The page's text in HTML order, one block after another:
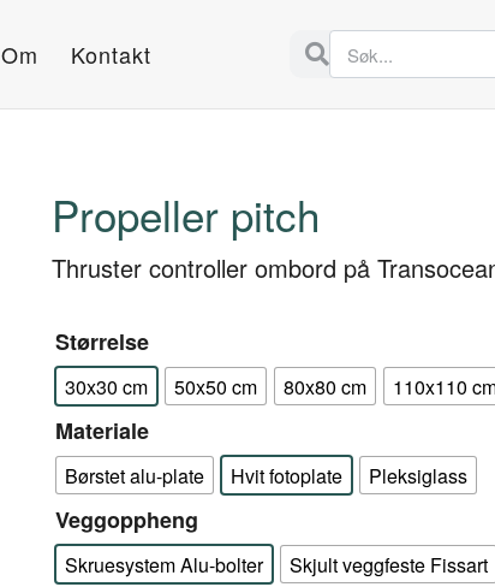
Om Kontakt
Propeller pitch
Thruster controller ombord på
Størrelse
30x30 cm 50x50 cm 80x80 cm 110x110
Materiale
Børstet alu-plate Hvit fotoplate Pleksiglass
Veggoppheng
Skruesystem Alu-bolter
Skjult veggfeste Fissart